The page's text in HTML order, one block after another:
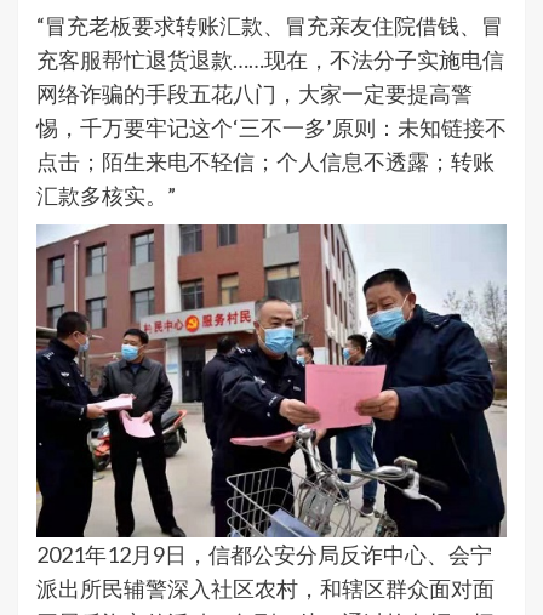
“冒充老板要求转账汇款、冒充亲友住院借钱、冒
充客服帮忙退货退款……现在，不法分子实施电信
网络诈骗的手段五花八门，大家一定要提高警
惕，千万要牢记这个‘三不一多’原则：未知链接不
点击；陌生来电不轻信；个人信息不透露；转账
汇款多核实。”
2021年12月9日，信都公安分局反诈中心、会宁
派出所民辅警深入社区农村，和辖区群众面对面